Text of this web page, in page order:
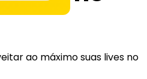
ao máximo suas lives no